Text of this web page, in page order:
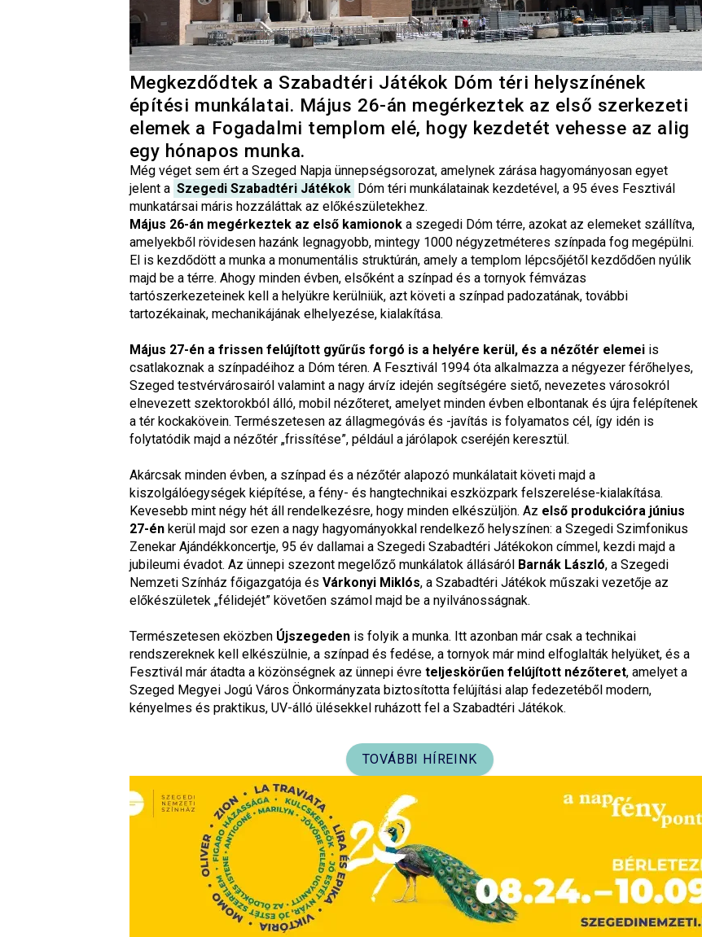
Megkezdődtek a Szabadtéri Játékok Dóm téri helyszínének
építési munkálatai. Május 26-án megérkeztek az első szerkezeti
elemek a Fogadalmi templom elé, hogy kezdetét vehesse az alig
egy hónapos munka.
Még véget sem ért a Szeged Napja ünnepségsorozat, amelynek zárása hagyományosan egyet
jelent a Szegedi Szabadtéri Játékok Dóm téri munkálatainak kezdetével, a 95 éves Fesztivál
munkatársai máris hozzáláttak az előkészületekhez.
Május 26-án megérkeztek az első kamionoka szegedi Dóm térre, azokat az elemeket szállítva,
amelyekből rövidesen hazánk legnagyobb, mintegy 1000 négyzetméteres színpada fog megépülni.
El is kezdődött a munka a monumentális struktúrán, amely a templom lépcsőjétől kezdődően nyúlik
majd be a térre. Ahogy minden évben, elsőként a színpad és a tornyok fémvázas
tartószerkezeteinek kell a helyükre kerülniük, azt követi a színpad padozatának, további
tartozékainak, mechanikájának elhelyezése, kialakítása.
Május 27-én a frissen felújított gyűrűs forgó is a helyére kerül, és a nézőtér elemeiis
csatlakoznak a színpadéihoz a Dóm téren. A Fesztivál 1994 óta alkalmazza a négyezer férőhelyes,
Szeged testvérvárosairól valamint a nagy árvíz idején segítségére siető, nevezetes városokról
elnevezett szektorokból álló, mobil nézőteret, amelyet minden évben elbontanak és újra felépítenek
a tér kockakövein. Természetesen az állagmegóvás és -javítás is folyamatos cél, így idén is
folytatódik majd a nézőtér „frissítése”, például a járólapok cseréjén keresztül.
Akárcsak minden évben, a színpad és a nézőtér alapozó munkálatait követi majd a
kiszolgálóegységek kiépítése, a fény- és hangtechnikai eszközpark felszerelése-kialakítása.
Kevesebb mint négy hét áll rendelkezésre, hogy minden elkészüljön. Az első produkcióra június
27-énkerül majd sor ezen a nagy hagyományokkal rendelkező helyszínen: a Szegedi Szimfonikus
Zenekar Ajándékkoncertje, 95 év dallamai a Szegedi Szabadtéri Játékokon címmel, kezdi majd a
jubileumi évadot. Az ünnepi szezont megelőző munkálatok állásáról Barnák László, a Szegedi
Nemzeti Színház főigazgatója és Várkonyi Miklós, a Szabadtéri Játékok műszaki vezetője az
előkészületek „félidejét” követően számol majd be a nyilvánosságnak.
Természetesen eközben Újszegedenis folyik a munka. Itt azonban már csak a technikai
rendszereknek kell elkészülnie, a színpad és fedése, a tornyok már mind elfoglalták helyüket, és a
Fesztivál már átadta a közönségnek az ünnepi évre teljeskörűen felújított nézőteret, amelyet a
Szeged Megyei Jogú Város Önkormányzata biztosította felújítási alap fedezetéből modern,
kényelmes és praktikus, UV-álló ülésekkel ruházott fel a Szabadtéri Játékok.
TOVÁBBI HÍREINK